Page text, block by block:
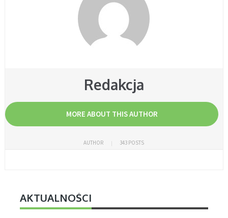
Redakcja
MORE ABOUT THIS AUTHOR
AUTHOR 343 POSTS
AKTUALNOŚCI